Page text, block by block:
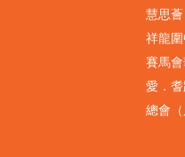
慧思薈
祥龍
賽馬
愛．耆
總會（